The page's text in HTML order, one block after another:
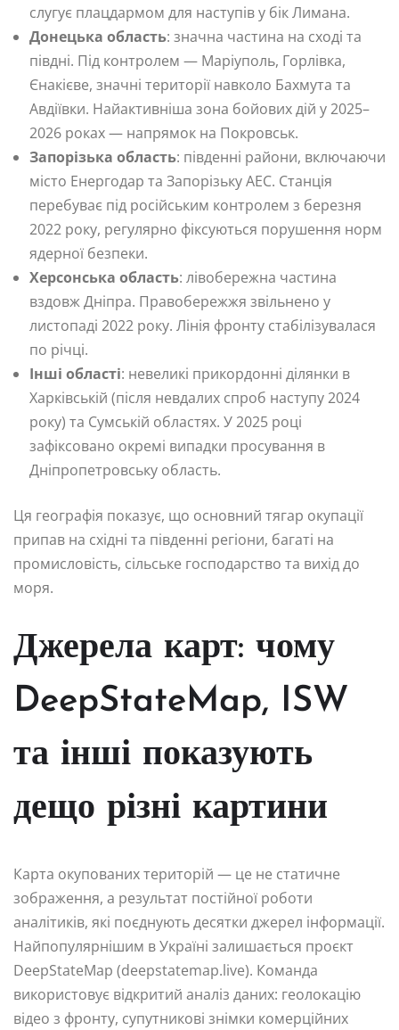
слугує плацдармом для наступів у бік Лимана.
Донецька область: значна частина на сході та
півдні. Під контролем — Маріуполь, Горлівка,
Єнакієве, значні території навколо Бахмута та
Авдіївки. Найактивніша зона бойових дій у 2025–
2026 роках — напрямок на Покровськ.
Запорізька область: південні райони, включаючи
місто Енергодар та Запорізьку АЕС. Станція
перебуває під російським контролем з березня
2022 року, регулярно фіксуються порушення норм
ядерної безпеки.
Херсонська область: лівобережна частина
вздовж Дніпра. Правобережжя звільнено у
листопаді 2022 року. Лінія фронту стабілізувалася
по річці.
Інші області: невеликі прикордонні ділянки в
Харківській (після невдалих спроб наступу 2024
року) та Сумській областях. У 2025 році
зафіксовано окремі випадки просування в
Дніпропетровську область.
Ця географія показує, що основний тягар окупації
припав на східні та південні регіони, багаті на
промисловість, сільське господарство та вихід до
моря.
Джерела карт: чому
DeepStateMap, ISW
та інші показують
дещо різні картини
Карта окупованих територій — це не статичне
зображення, а результат постійної роботи
аналітиків, які поєднують десятки джерел інформації.
Найпопулярнішим в Україні залишається проєкт
DeepStateMap (deepstatemap.live). Команда
використовує відкритий аналіз даних: геолокацію
відео з фронту, супутникові знімки комерційних